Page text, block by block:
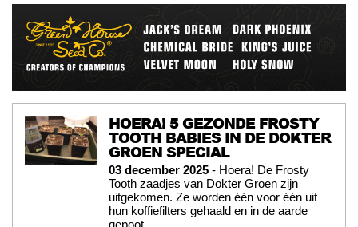
HOERA! 5 GEZONDE FROSTY
TOOTH BABIES IN DE DOKTER
GROEN SPECIAL
03 december 2025 - Hoera! De Frosty
Tooth zaadjes van Dokter Groen zijn
uitgekomen. Ze worden één voor één uit
hun koffiefilters gehaald en in de aarde
gepoot.